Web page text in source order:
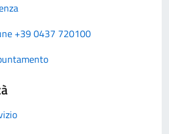
+39 0437 720100